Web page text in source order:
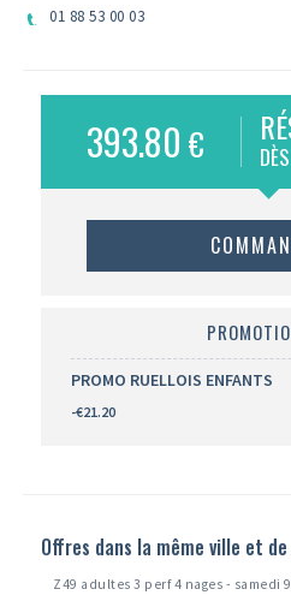
01 88 53 00 03
393.80 €
PROMO RUELLOIS ENFANTS
-€21.20
Offres dans la même ville et
Z49 adultes 3 perf 4 nages - samedi